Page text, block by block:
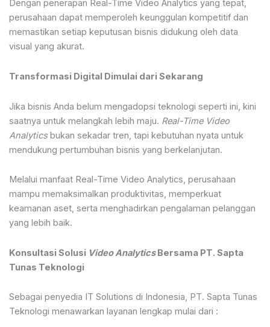
Dengan penerapan Real-Time Video Analytics yang tepat,
perusahaan dapat memperoleh keunggulan kompetitif dan
memastikan setiap keputusan bisnis didukung oleh data
visual yang akurat.
Transformasi Digital Dimulai dari Sekarang
Jika bisnis Anda belum mengadopsi teknologi seperti ini, kini
saatnya untuk melangkah lebih maju. Real-Time Video
Analyticsbukan sekadar tren, tapi kebutuhan nyata untuk
mendukung pertumbuhan bisnis yang berkelanjutan.
Melalui manfaat Real-Time Video Analytics, perusahaan
mampu memaksimalkan produktivitas, memperkuat
keamanan aset, serta menghadirkan pengalaman pelanggan
yang lebih baik.
Konsultasi Solusi Video AnalyticsBersama PT. Sapta
Tunas Teknologi
Sebagai penyedia IT Solutions di Indonesia, PT. Sapta Tunas
Teknologi menawarkan layanan lengkap mulai dari :